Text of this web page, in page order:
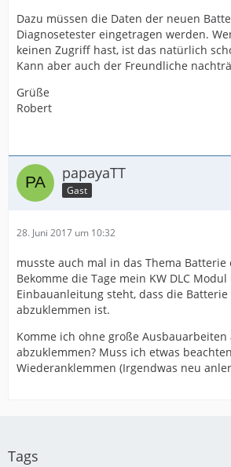
Dazu müssen die Daten der neuen
Diagnosetester eingetragen werden.
keinen Zugriff hast, ist das natürlich
Kann aber auch der Freundliche
Grüße
Robert
papayaTT
Gast
28. Juni 2017 um 10:32
musste auch mal in das Thema Batterie
Bekomme die Tage mein KW DLC
Einbauanleitung steht, dass die Batterie
abzuklemmen ist.
Komme ich ohne große Ausbauarbeiten
abzuklemmen? Muss ich etwas
Wiederanklemmen (Irgendwas neu
Tags